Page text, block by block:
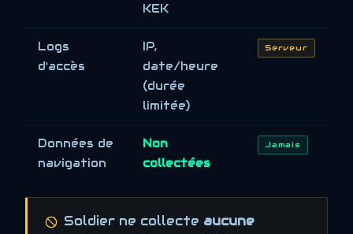
KEK
Logs
d'accès
IP,
date/heure
(durée
limitée)
Serveur
Données de
navigation
Non
collectées
Jamais
Soldier ne collecte aucune